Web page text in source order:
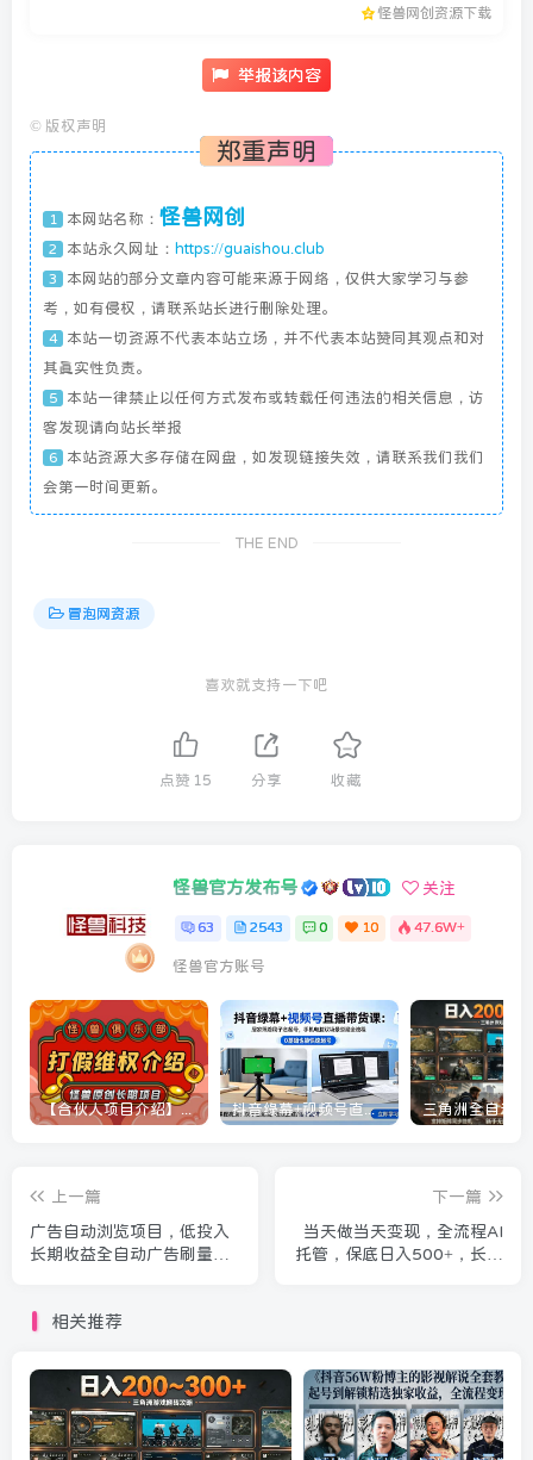
怪兽网创资源下载
举报该内容
© 版权声明
郑重声明
1 本网站名称： 怪兽网创
2 本站永久网址： https://guaishou.club
3
本网站的部分文章内容可能来源于网络，仅供大家学习与参
考，如有侵权，请联系站长进行删除处理。
4
本站一切资源不代表本站立场，并不代表本站赞同其观点和对
其真实性负责。
5
本站一律禁止以任何方式发布或转载任何违法的相关信息，访
客发现请向站长举报
6
本站资源大多存储在网盘，如发现链接失效，请联系我们我们
会第一时间更新。
THE END
冒泡网资源
喜欢就支持一下吧
点赞 15 分享 收藏
怪兽官方发布号 关注
63 2543 0 10 47.6W+
怪兽官方账号
【合伙人项目介绍】打假维权项目介绍 抖音绿幕+视频号直播带货课：居家照着稿子念起号，手机电脑双场景搭建全流程
上一篇
广告自动浏览项目，低投入
长期收益全自动广告刷量，
下一篇
当天做当天变现，全流程AI
托管，保底日入500+，长期
相关推荐